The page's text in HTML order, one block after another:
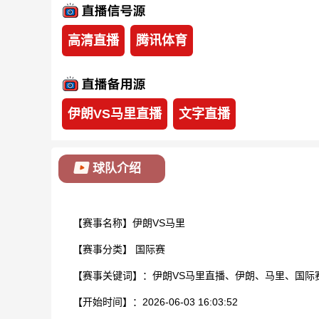
高清直播 腾讯体育
伊朗VS马里直播 文字直播
球队介绍
【赛事名称】伊朗VS马里
【赛事分类】 国际赛
【赛事关键词】：伊朗VS马里直播、伊朗、马里、国际
【开始时间】：2026-06-03 16:03:52